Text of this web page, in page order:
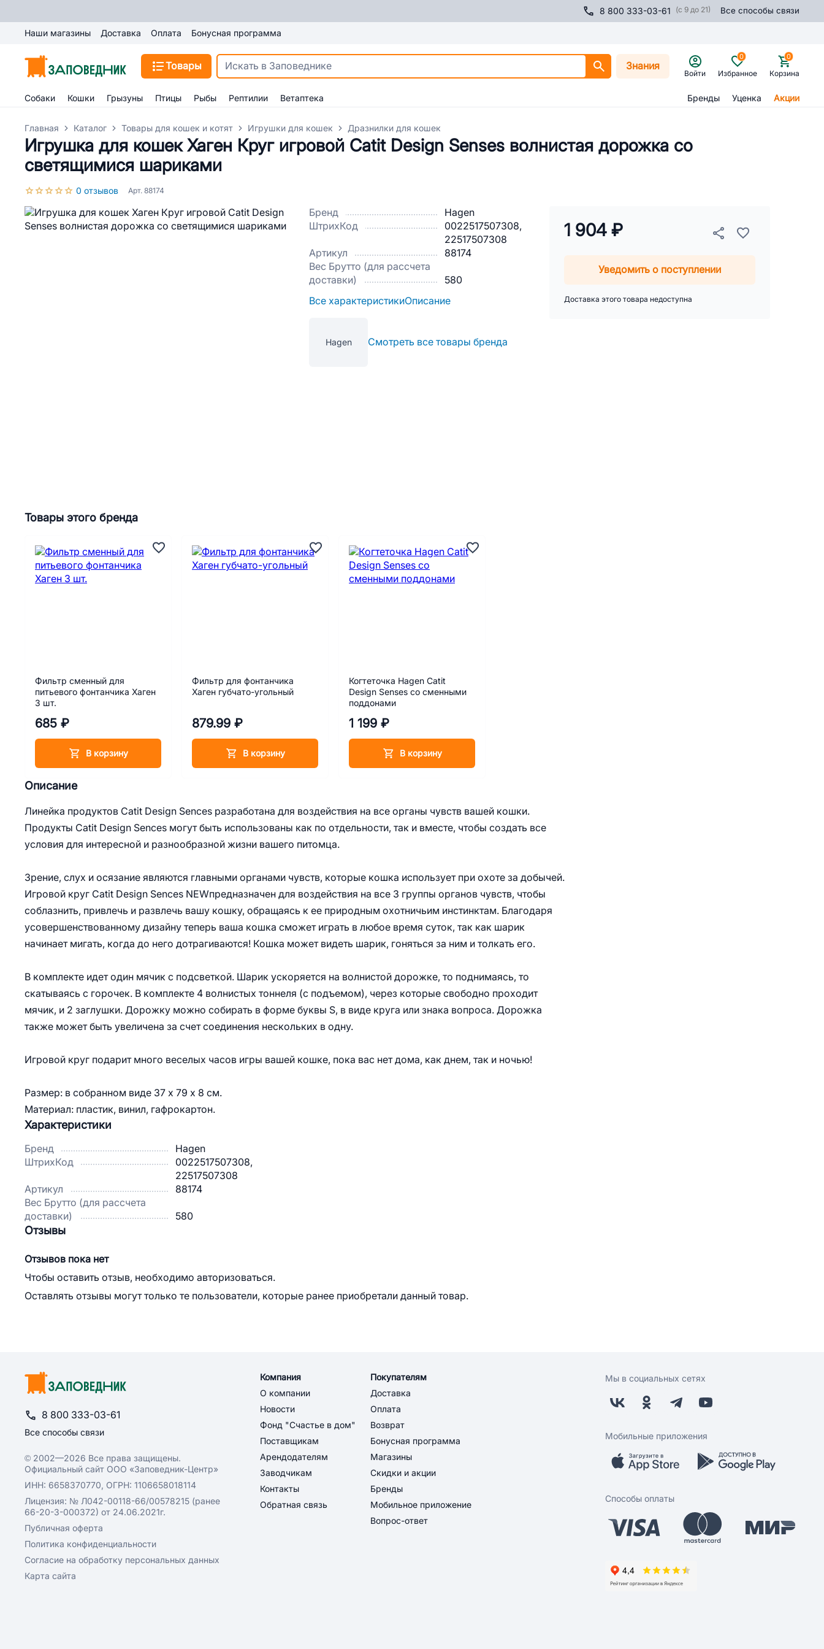
8 800 333-03-61 (с 9 до 21) Все способы связи
Наши магазины Доставка Оплата Бонусная программа
Товары Знания
Войти Избранное
0
Корзина
0
Собаки Кошки Грызуны Птицы Рыбы Рептилии Ветаптека Бренды Уценка Акции
Главная Каталог Товары для кошек и котят Игрушки для кошек Дразнилки для кошек
Игрушка для кошек Хаген Круг игровой Catit Design Senses волнистая дорожка со
светящимися шариками
0 отзывов Арт. 88174
Бренд
Hagen
ШтрихКод
0022517507308,
22517507308
Артикул
88174
Вес Брутто (для рассчета
доставки)
580
Все характеристикиОписание
Hagen Смотреть все товары бренда
1 904 ₽
Уведомить о поступлении
Доставка этого товара недоступна
Описание
Линейка продуктов Catit Design Sences разработана для воздействия на все органы чувств вашей кошки.
Продукты Catit Design Sences могут быть использованы как по отдельности, так и вместе, чтобы создать все
условия для интересной и разнообразной жизни вашего питомца.
Зрение, слух и осязание являются главными органами чувств, которые кошка использует при охоте за добычей.
Игровой круг Catit Design Sences NEWпредназначен для воздействия на все 3 группы органов чувств, чтобы
соблазнить, привлечь и развлечь вашу кошку, обращаясь к ее природным охотничьим инстинктам. Благодаря
усовершенствованному дизайну теперь ваша кошка сможет играть в любое время суток, так как шарик
начинает мигать, когда до него дотрагиваются! Кошка может видеть шарик, гоняться за ним и толкать его.
В комплекте идет один мячик с подсветкой. Шарик ускоряется на волнистой дорожке, то поднимаясь, то
скатываясь с горочек. В комплекте 4 волнистых тоннеля (с подъемом), через которые свободно проходит
мячик, и 2 заглушки. Дорожку можно собирать в форме буквы S, в виде круга или знака вопроса. Дорожка
также может быть увеличена за счет соединения нескольких в одну.
Игровой круг подарит много веселых часов игры вашей кошке, пока вас нет дома, как днем, так и ночью!
Размер: в собранном виде 37 х 79 х 8 см.
Материал: пластик, винил, гафрокартон.
Товары этого бренда
Фильтр сменный для
питьевого фонтанчика Хаген
3 шт.
685 ₽
В корзину
Фильтр для фонтанчика
Хаген губчато-угольный
879.99 ₽
В корзину
Когтеточка Hagen Catit
Design Senses со сменными
поддонами
1 199 ₽
В корзину
Характеристики
Бренд
Hagen
ШтрихКод
0022517507308,
22517507308
Артикул
88174
Вес Брутто (для рассчета
доставки)
580
Отзывы
Отзывов пока нет
Чтобы оставить отзыв, необходимо авторизоваться.
Оставлять отзывы могут только те пользователи, которые ранее приобретали данный товар.
8 800 333-03-61
Все способы связи
© 2002—2026 Все права защищены.
Официальный сайт ООО «Заповедник-Центр»
ИНН: 6658370770, ОГРН: 1106658018114
Лицензия: № Л042-00118-66/00578215 (ранее
66-20-3-000372) от 24.06.2021г.
Публичная оферта
Политика конфиденциальности
Согласие на обработку персональных данных
Карта сайта
Компания
О компании
Новости
Фонд "Счастье в дом"
Поставщикам
Арендодателям
Заводчикам
Контакты
Обратная связь
Покупателям
Доставка
Оплата
Возврат
Бонусная программа
Магазины
Скидки и акции
Бренды
Мобильное приложение
Вопрос-ответ
Мы в социальных сетях
Мобильные приложения
Способы оплаты